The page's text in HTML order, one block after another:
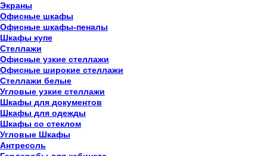
Экраны
Офисные шкафы
Офисные шкафы-пеналы
Шкафы купе
Стеллажи
Офисные узкие стеллажи
Офисные широкие стеллажи
Стеллажи белые
Угловые узкие стеллажи
Шкафы для документов
Шкафы для одежды
Шкафы со стеклом
Угловые Шкафы
Антресоль